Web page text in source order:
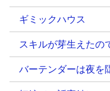
ギミックハウス
スキルが芽生えたの
バーテンダーは夜を